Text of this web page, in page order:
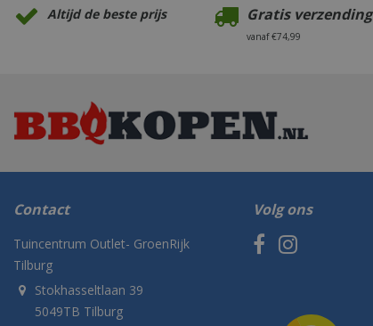
Altijd de beste prijs Gratis verzending
vanaf €74,99
Contact
Tuincentrum Outlet- GroenRijk
Tilburg
Stokhasseltlaan 39
5049TB Tilburg
Volg ons